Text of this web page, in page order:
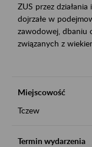
ZUS przez
dojrzałe w
zawodowej, dbaniu
związanych z
Miejscowość
Tczew
Termin wydarzenia